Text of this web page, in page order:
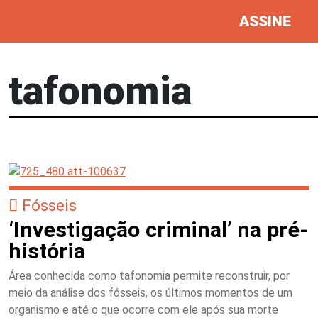
ASSINE
tafonomia
Fósseis
‘Investigação criminal’ na pré-
história
Área conhecida como tafonomia permite reconstruir, por
meio da análise dos fósseis, os últimos momentos de um
organismo e até o que ocorre com ele após sua morte